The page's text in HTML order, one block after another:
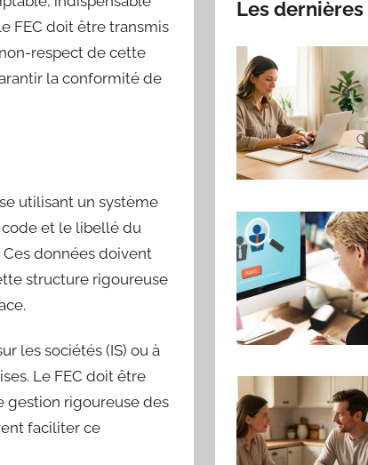
FEC doit être transmis
respect de cette
la conformité de
utilisant un système
et le libellé du
données doivent
structure rigoureuse
les sociétés (IS) ou à
Le FEC doit être
gestion rigoureuse des
faciliter ce
Les